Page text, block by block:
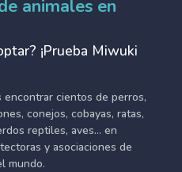
animales en
¡Prueba Miwuki
cientos de perros,
conejos, cobayas, ratas,
reptiles, aves... en
y asociaciones de
mundo.